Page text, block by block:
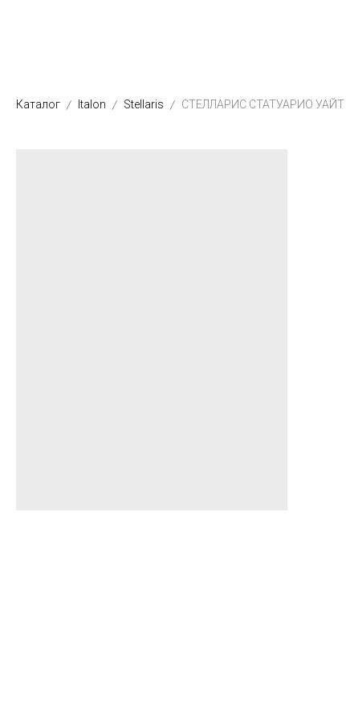
Каталог Italon Stellaris